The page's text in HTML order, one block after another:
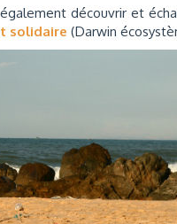
découvrir et
solidaire (Darwin